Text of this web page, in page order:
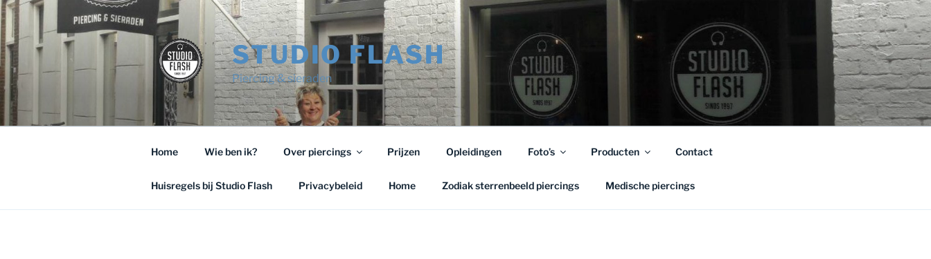
Ga
naar
de
inhoud
STUDIO FLASH
Piercing & sieraden
Home Wie ben ik? Over piercings Prijzen Opleidingen Foto’s Producten Contact
Huisregels bij Studio Flash Privacybeleid Home Zodiak sterrenbeeld piercings Medische piercings